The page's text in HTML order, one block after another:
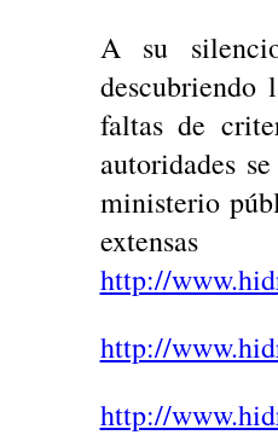
A su
faltas de
autoridades
ministerio
http://
http://
http://